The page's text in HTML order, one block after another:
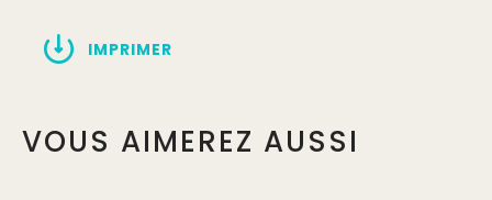
IMPRIMER
VOUS AIMEREZ AUSSI